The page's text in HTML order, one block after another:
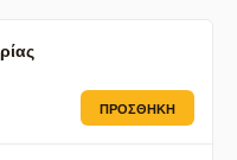
ΠΡΟΣΘΉΚΗ